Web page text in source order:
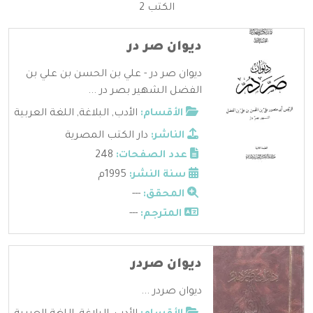
الكتب 2
ديوان صر در
ديوان صر در - علي بن الحسن بن علي بن
الفضل الشهير بصر در ...
الأقسام: الأدب, البلاغة, اللغة العربية
الناشر: دار الكتب المصرية
عدد الصفحات:
سنة النشر:
المحقق: ---
المترجم: ---
ديوان صردر
ديوان صردر ...